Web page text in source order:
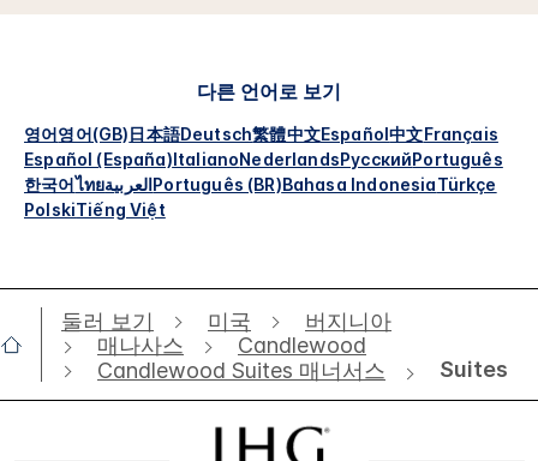
다른 언어로 보기
영어 영어(GB) 日本語Deutsch繁體中文Español中文Français
Español (España) ItalianoNederlandsРусскийPortuguês
한국어ไทยالعربية Português (BR)Bahasa IndonesiaTürkçe
PolskiTiếng Việt
둘러 보기 미국
버지니아
매나사스
Candlewood
Candlewood Suites 매너서스
Suites